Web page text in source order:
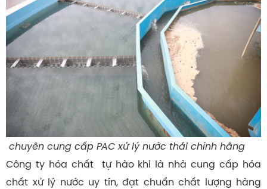
chuyên cung cấp PAC xử lý nước thải chính hãng
Công ty hóa chất tự hào khi là nhà cung cấp hóa
chất xử lý nước uy tín, đạt chuẩn chất lượng hàng